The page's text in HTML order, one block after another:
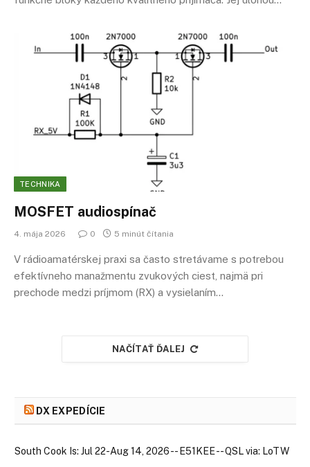
TECHNIKA
MOSFET audiospínač
4. mája 2026 0 5 minút čítania
V rádioamatérskej praxi sa často stretávame s potrebou
efektívneho manažmentu zvukových ciest, najmä pri
prechode medzi príjmom (RX) a vysielaním…
NAČÍTAŤ ĎALEJ
DX EXPEDÍCIE
South Cook Is: Jul 22-Aug 14, 2026 -- E51KEE -- QSL via: LoTW